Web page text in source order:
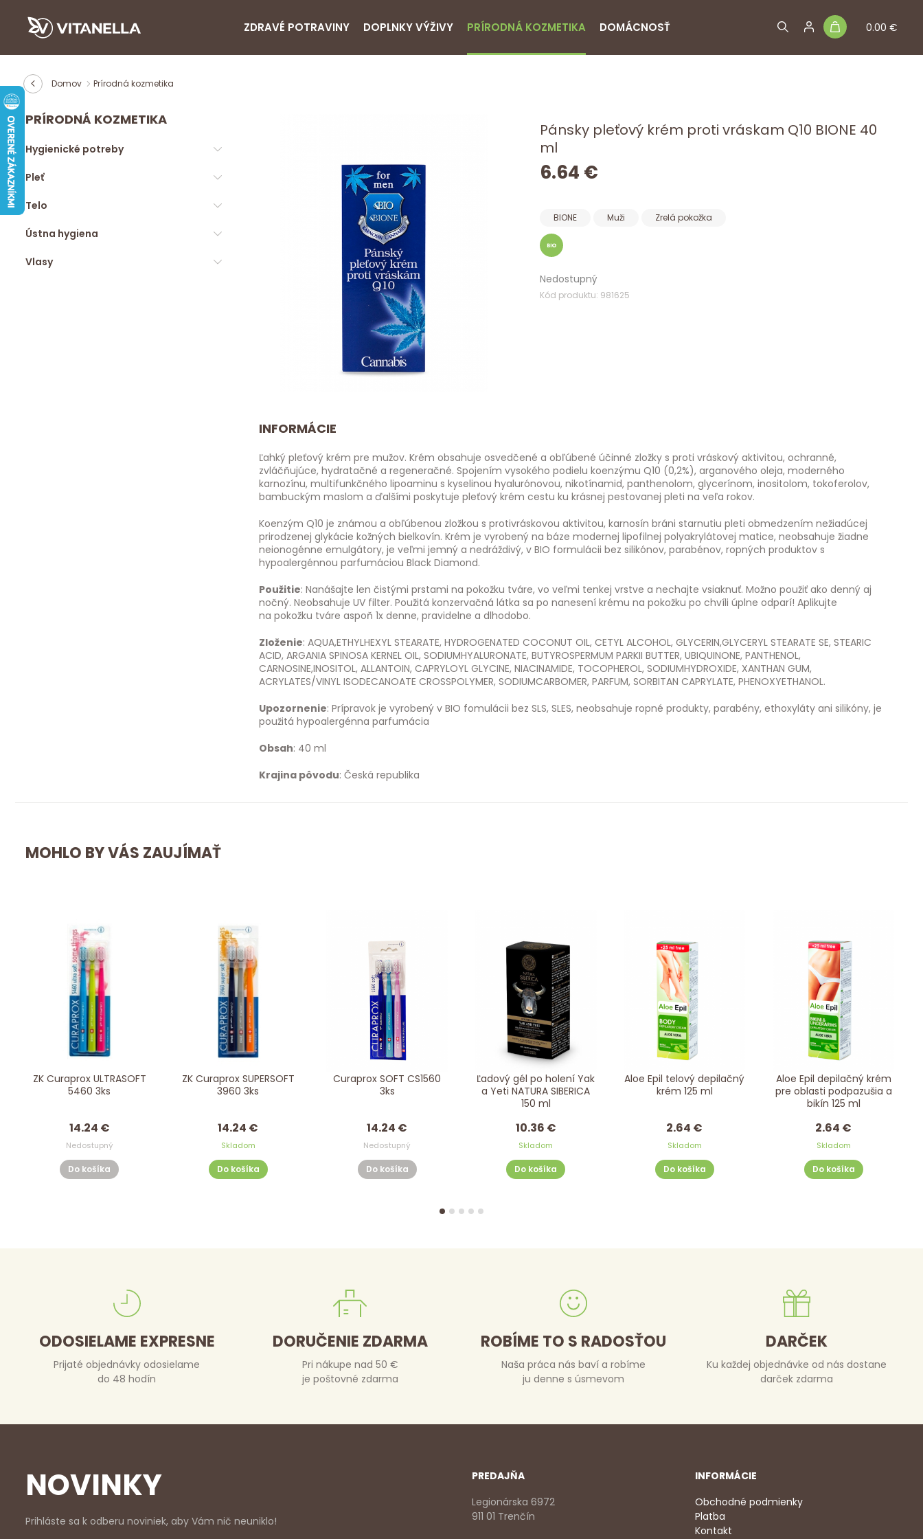
0.00 €
ZDRAVÉ POTRAVINY DOPLNKY VÝŽIVY PRÍRODNÁ KOZMETIKA DOMÁCNOSŤ
Domov Prírodná kozmetika
PRÍRODNÁ KOZMETIKA
Hygienické potreby
Pleť
Telo
Ústna hygiena
Vlasy
Pánsky pleťový krém proti vráskam Q10 BIONE 40
ml
6.64 €
BIONE Muži Zrelá pokožka
Nedostupný
Kód produktu: 981625
INFORMÁCIE
Ľahký pleťový krém pre mužov. Krém obsahuje osvedčené a obľúbené účinné zložky s proti vráskový aktivitou, ochranné,
zvláčňujúce, hydratačné a regeneračné. Spojením vysokého podielu koenzýmu Q10 (0,2%), arganového oleja, moderného
karnozínu, multifunkčného lipoaminu s kyselinou hyalurónovou, nikotínamid, panthenolom, glycerínom, inositolom, tokoferolov,
bambuckým maslom a ďalšími poskytuje pleťový krém cestu ku krásnej pestovanej pleti na veľa rokov.
Koenzým Q10 je známou a obľúbenou zložkou s protivráskovou aktivitou, karnosín bráni starnutiu pleti obmedzením nežiadúcej
prirodzenej glykácie kožných bielkovín. Krém je vyrobený na báze modernej lipofilnej polyakrylátovej matice, neobsahuje žiadne
neionogénne emulgátory, je veľmi jemný a nedráždivý, v BIO formulácii bez silikónov, parabénov, ropných produktov s
hypoalergénnou parfumáciou Black Diamond.
Použitie: Nanášajte len čistými prstami na pokožku tváre, vo veľmi tenkej vrstve a nechajte vsiaknuť. Možno použiť ako denný aj
nočný. Neobsahuje UV filter. Použitá konzervačná látka sa po nanesení krému na pokožku po chvíli úplne odparí! Aplikujte
na pokožku tváre aspoň 1x denne, pravidelne a dlhodobo.
Zloženie: AQUA,ETHYLHEXYL STEARATE, HYDROGENATED COCONUT OIL, CETYL ALCOHOL, GLYCERIN,GLYCERYL STEARATE SE, STEARIC
ACID, ARGANIA SPINOSA KERNEL OIL, SODIUMHYALURONATE, BUTYROSPERMUM PARKII BUTTER, UBIQUINONE, PANTHENOL,
CARNOSINE,INOSITOL, ALLANTOIN, CAPRYLOYL GLYCINE, NIACINAMIDE, TOCOPHEROL, SODIUMHYDROXIDE, XANTHAN GUM,
ACRYLATES/VINYL ISODECANOATE CROSSPOLYMER, SODIUMCARBOMER, PARFUM, SORBITAN CAPRYLATE, PHENOXYETHANOL.
Upozornenie: Prípravok je vyrobený v BIO fomulácii bez SLS, SLES, neobsahuje ropné produkty, parabény, ethoxyláty ani silikóny, je
použitá hypoalergénna parfumácia
Obsah: 40 ml
Krajina pôvodu: Česká republika
MOHLO BY VÁS ZAUJÍMAŤ
ZK Curaprox ULTRASOFT
5460 3ks
14.24 €
Nedostupný
Do košíka
ZK Curaprox SUPERSOFT
3960 3ks
14.24 €
Skladom
Do košíka
Curaprox SOFT CS1560
3ks
14.24 €
Nedostupný
Do košíka
Ľadový gél po holení Yak
a Yeti NATURA SIBERICA
150 ml
10.36 €
Skladom
Do košíka
Aloe Epil telový depilačný
krém 125 ml
2.64 €
Skladom
Do košíka
Aloe Epil depilačný krém
pre oblasti podpazušia a
bikín 125 ml
2.64 €
Skladom
Do košíka
ODOSIELAME EXPRESNE
Prijaté objednávky odosielame
do 48 hodín
DORUČENIE ZDARMA
Pri nákupe nad 50 €
je poštovné zdarma
ROBÍME TO S RADOSŤOU
Naša práca nás baví a robíme
ju denne s úsmevom
DARČEK
Ku každej objednávke od nás dostane
darček zdarma
NOVINKY
Prihláste sa k odberu noviniek, aby Vám nič neuniklo!
PREDAJŇA
Legionárska 6972
911 01 Trenčín
INFORMÁCIE
Obchodné podmienky
Platba
Kontakt